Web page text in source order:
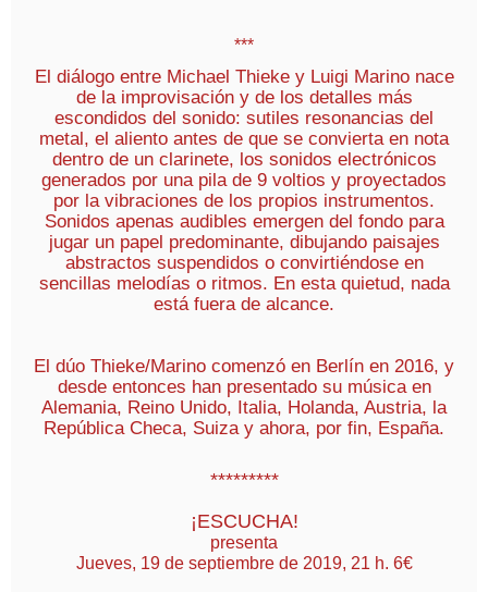
***
El diálogo entre Michael Thieke y Luigi Marino nace
de la improvisación y de los detalles más
escondidos del sonido: sutiles resonancias del
metal, el aliento antes de que se convierta en nota
dentro de un clarinete, los sonidos electrónicos
generados por una pila de 9 voltios y proyectados
por la vibraciones de los propios instrumentos.
Sonidos apenas audibles emergen del fondo para
jugar un papel predominante, dibujando paisajes
abstractos suspendidos o convirtiéndose en
sencillas melodías o ritmos. En esta quietud, nada
está fuera de alcance.
El dúo Thieke/Marino comenzó en Berlín en 2016, y
desde entonces han presentado su música en
Alemania, Reino Unido, Italia, Holanda, Austria, la
República Checa, Suiza y ahora, por fin, España.
*********
¡ESCUCHA!
presenta
Jueves, 19 de septiembre de 2019, 21 h. 6€